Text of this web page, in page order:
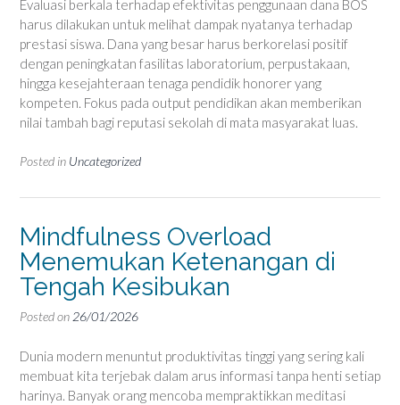
Evaluasi berkala terhadap efektivitas penggunaan dana BOS
harus dilakukan untuk melihat dampak nyatanya terhadap
prestasi siswa. Dana yang besar harus berkorelasi positif
dengan peningkatan fasilitas laboratorium, perpustakaan,
hingga kesejahteraan tenaga pendidik honorer yang
kompeten. Fokus pada output pendidikan akan memberikan
nilai tambah bagi reputasi sekolah di mata masyarakat luas.
Posted in Uncategorized
Mindfulness Overload
Menemukan Ketenangan di
Tengah Kesibukan
Posted on 26/01/2026
Dunia modern menuntut produktivitas tinggi yang sering kali
membuat kita terjebak dalam arus informasi tanpa henti setiap
harinya. Banyak orang mencoba mempraktikkan meditasi